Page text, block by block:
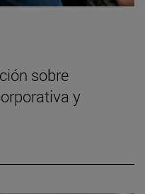
sobre
y